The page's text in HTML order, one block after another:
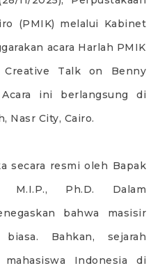
(PMIK) melalui Kabinet
acara Harlah PMIK
Talk on Benny
Acara ini berlangsung di
Nasr City, Cairo.
secara resmi oleh Bapak
M.I.P., Ph.D. Dalam
bahwa masisir
Bahkan, sejarah
Indonesia di